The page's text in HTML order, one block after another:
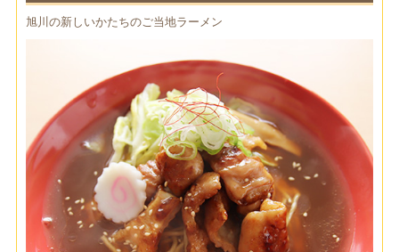
旭川の新しいかたちのご当地ラーメン